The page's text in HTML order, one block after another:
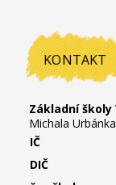
KONTAKT
Základní
Michala
IČ
DIČ